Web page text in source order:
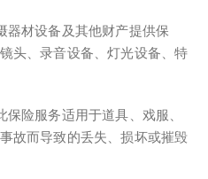
器材设备及其他财产提供保
头、录音设备、灯光设备、特
保险服务适用于道具、戏服、
故而导致的丢失、损坏或摧毁